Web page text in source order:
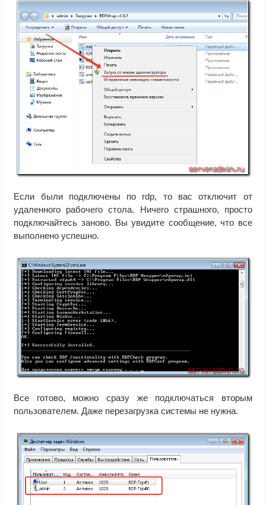
Если были подключены по rdp, то вас отключит от
удаленного рабочего стола. Ничего страшного, просто
подключайтесь заново. Вы увидите сообщение, что все
выполнено успешно.
Все готово, можно сразу же подключаться вторым
пользователем. Даже перезагрузка системы не нужна.